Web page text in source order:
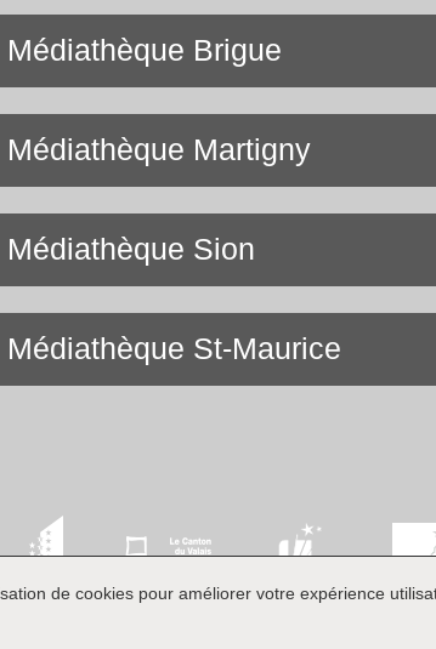
Médiathèque Brigue
Médiathèque Martigny
Médiathèque Sion
Médiathèque St-Maurice
de cookies pour améliorer votre expérience